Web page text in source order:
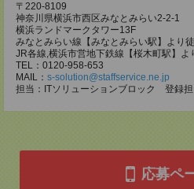
〒220-8109
神奈川県横浜市西区みなとみらい2-2-1
横浜ランドマークタワー13F
みなとみらい線【みなとみらい駅】より
JR各線,横浜市営地下鉄線【桜木町駅】よ
TEL：0120-958-653
MAIL： s-solution@staffservice.ne.jp
担当：ITソリューションブロック 登録担
応募ペ